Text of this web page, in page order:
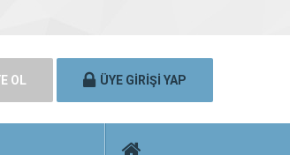
OL ÜYE GİRİŞİ YAP